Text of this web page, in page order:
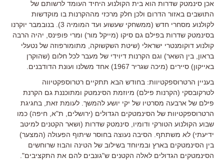
אכן סינמטק שדרות הוא בית הקולנוע היחיד העומד לרשותם של
התושבים באזור הדרום ולכן חלק מרכזי מההקרנות בו מוקדשות
לקולנוע מסחרי חדש (ממשחקי שעשוע ועד המומיה 3). בנובמבר יוקרנו
בסינמטק שדרות בפילם גם סיקו (מייקל מור) ומרי פופינס, יהיה הרבה
קולנוע דוקומנטרי ישראלי (שיטת השקשוקה, מתומורפוזה של נטעלי
בראון, בין השאר) וגם הקרנות דיוידי של מעבר לכל חלום (שהוקרן
באייקון) סיירים (מיכה שגריר 1967) אחד משלנו ועונת הדודבנים.
בעניין הרטרוספקטיוות: בחודש הבא תתקיים רטרוספקטיווה
לטרקובסקי (הקרנות פילם) מיוזמת הסינמטק ומתוכננת גם הקרנת
פילם של ארבעה מסרטיו של יקי יושע להמשך. לעומת זאת, בחגיגת
הרטרוספקטיוות של הסינמטקים הגדולים (ירושלים, ת"א, חיפה) כמו
שבוע הקולנוע הטורקי ודומיו, סינמטק שדרות (ושאר הקטנים למיטב
ידיעתי) לא משתתף. הסיבה נעוצה בחוסר שיתוף הפעולה (המצער)
בין הסינמטקים בארץ ובמיוחד בשילוב של הטינה והבוז שרוחשים
הסינמטקים הגדולים לאלה הקטנים ש"גונבים להם את התקציבים".